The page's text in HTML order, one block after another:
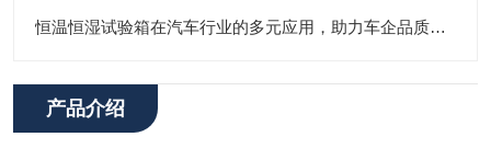
恒温恒湿试验箱在汽车行业的多元应用，助力车企品质升级
产品介绍